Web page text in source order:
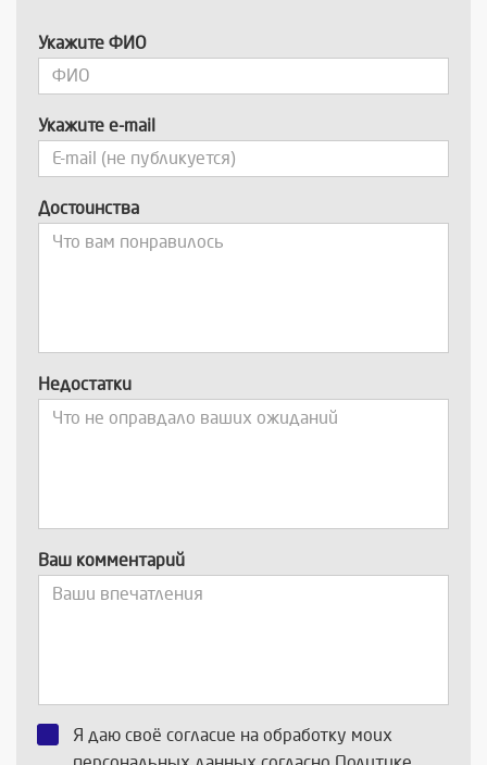
Укажите ФИО
Укажите e-mail
Достоинства
Недостатки
Ваш комментарий
Я даю своё согласие на обработку моих